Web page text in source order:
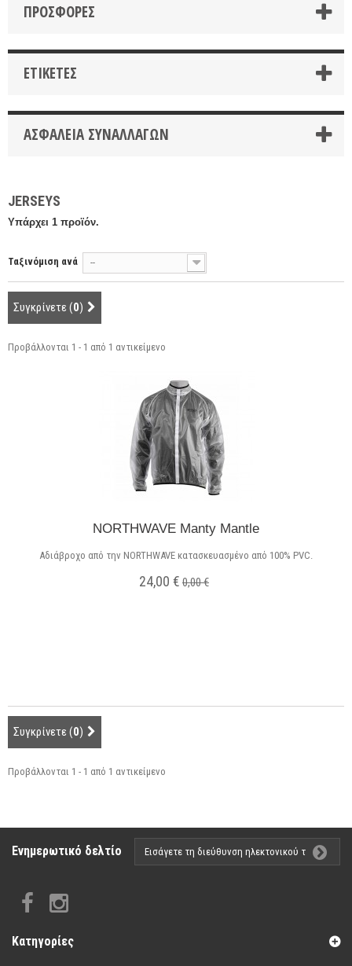
ΠΡΟΣΦΟΡΈΣ
ΕΤΙΚΈΤΕΣ
ΑΣΦΆΛΕΙΑ ΣΥΝΑΛΛΑΓΏΝ
JERSEYS
Υπάρχει 1 προϊόν.
Ταξινόμιση ανά --
Συγκρίνετε (0)
Προβάλλονται 1 - 1 από 1 αντικείμενο
NORTHWAVE Manty Mantle
Αδιάβροχο από την NORTHWAVE κατασκευασμένο από 100% PVC.
24,00 € 0,00 €
Συγκρίνετε (0)
Προβάλλονται 1 - 1 από 1 αντικείμενο
Ενημερωτικό δελτίο
Κατηγορίες